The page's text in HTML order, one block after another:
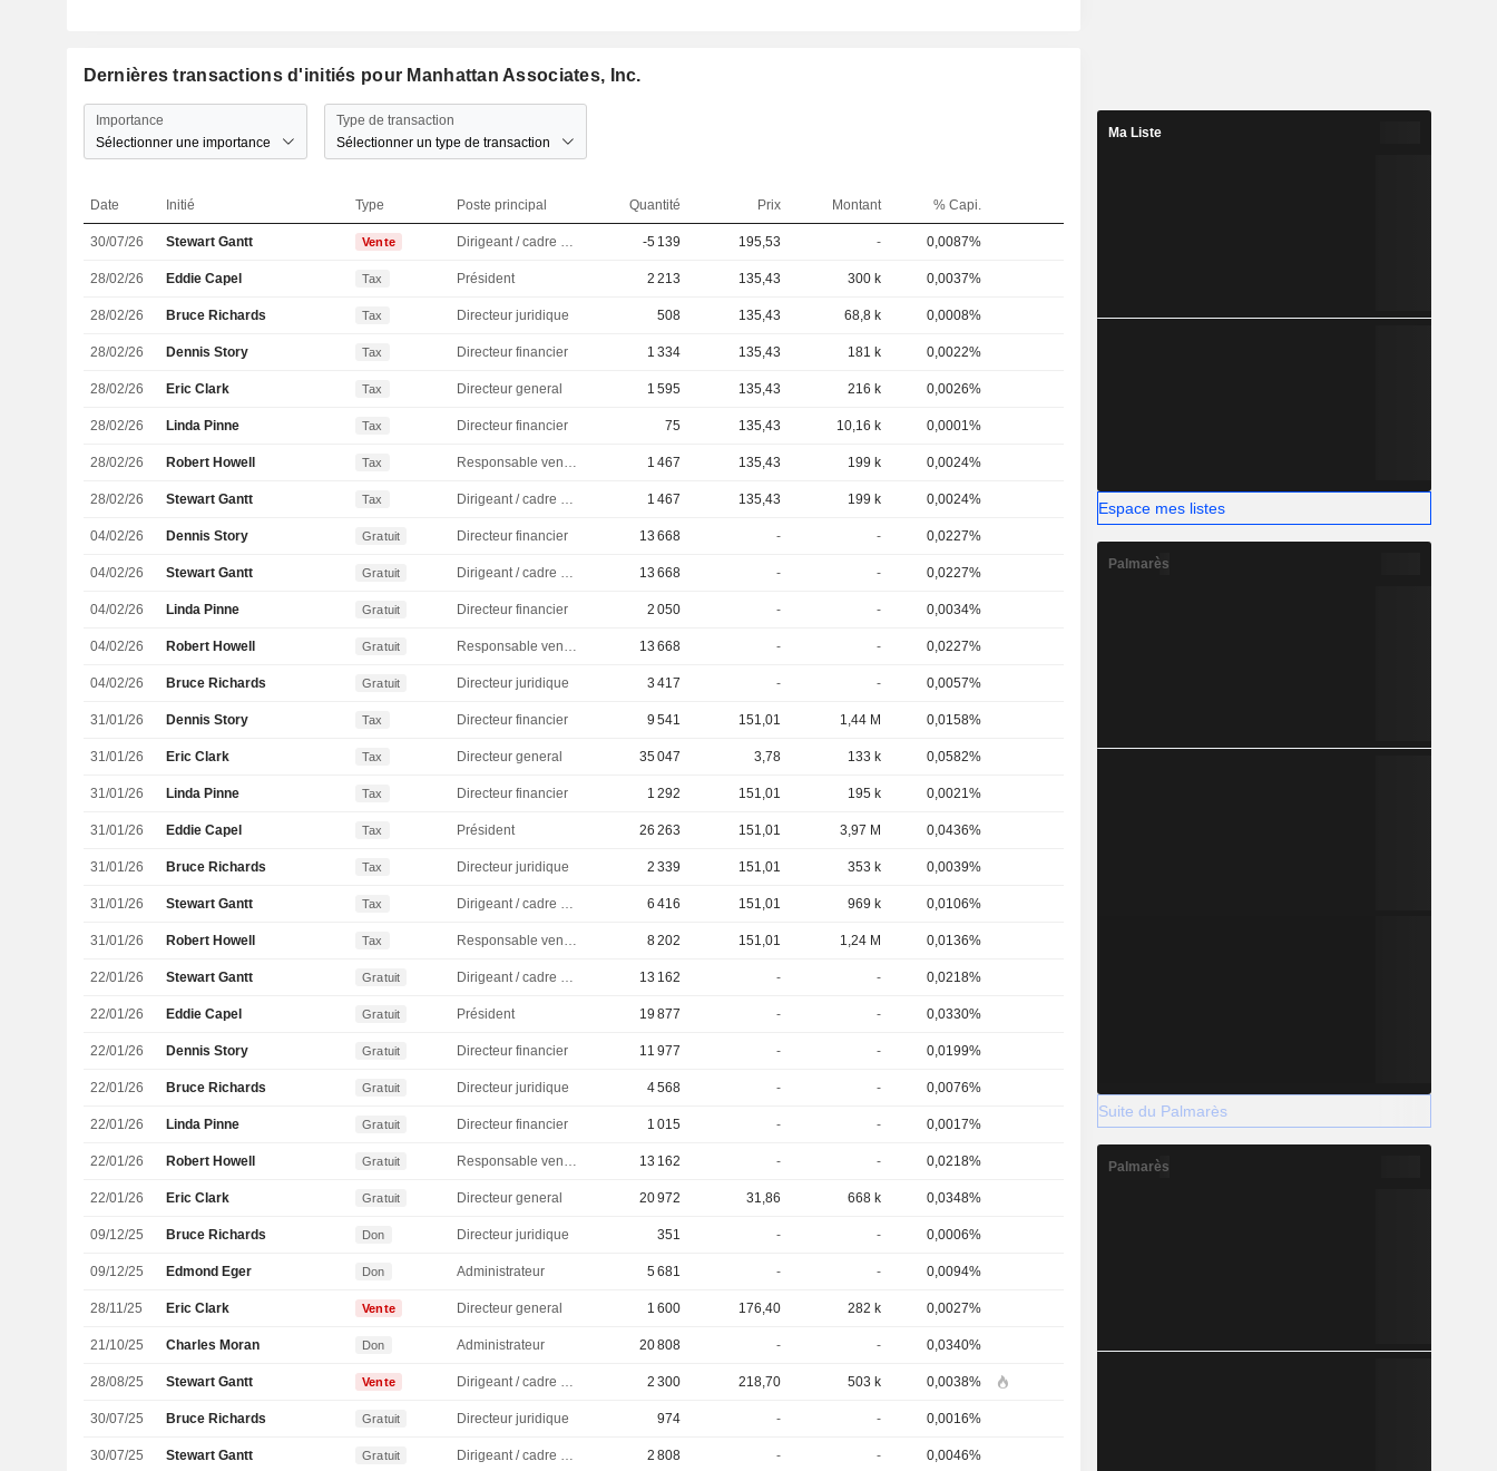
Dernières transactions d'initiés pour Manhattan Associates, Inc.
Importance
Sélectionner une importance
Type de transaction
Sélectionner un type de transaction
Date Initié Type Poste principal Quantité Prix Montant % Capi.
30/07/26 Stewart Gantt Vente Dirigeant / cadre principal -5 139 195,53 - 0,0087%
28/02/26 Eddie Capel Tax Président 2 213 135,43 300 k 0,0037%
28/02/26 Bruce Richards Tax Directeur juridique 508 135,43 68,8 k 0,0008%
28/02/26 Dennis Story Tax Directeur financier 1 334 135,43 181 k 0,0022%
28/02/26 Eric Clark Tax Directeur general 1 595 135,43 216 k 0,0026%
28/02/26 Linda Pinne Tax Directeur financier 75 135,43 10,16 k 0,0001%
28/02/26 Robert Howell Tax Responsable ventes & marketing 1 467 135,43 199 k 0,0024%
28/02/26 Stewart Gantt Tax Dirigeant / cadre principal 1 467 135,43 199 k 0,0024%
04/02/26 Dennis Story Gratuit Directeur financier 13 668 - - 0,0227%
04/02/26 Stewart Gantt Gratuit Dirigeant / cadre principal 13 668 - - 0,0227%
04/02/26 Linda Pinne Gratuit Directeur financier 2 050 - - 0,0034%
04/02/26 Robert Howell Gratuit Responsable ventes & marketing 13 668 - - 0,0227%
04/02/26 Bruce Richards Gratuit Directeur juridique 3 417 - - 0,0057%
31/01/26 Dennis Story Tax Directeur financier 9 541 151,01 1,44 M 0,0158%
31/01/26 Eric Clark Tax Directeur general 35 047 3,78 133 k 0,0582%
31/01/26 Linda Pinne Tax Directeur financier 1 292 151,01 195 k 0,0021%
31/01/26 Eddie Capel Tax Président 26 263 151,01 3,97 M 0,0436%
31/01/26 Bruce Richards Tax Directeur juridique 2 339 151,01 353 k 0,0039%
31/01/26 Stewart Gantt Tax Dirigeant / cadre principal 6 416 151,01 969 k 0,0106%
31/01/26 Robert Howell Tax Responsable ventes & marketing 8 202 151,01 1,24 M 0,0136%
22/01/26 Stewart Gantt Gratuit Dirigeant / cadre principal 13 162 - - 0,0218%
22/01/26 Eddie Capel Gratuit Président 19 877 - - 0,0330%
22/01/26 Dennis Story Gratuit Directeur financier 11 977 - - 0,0199%
22/01/26 Bruce Richards Gratuit Directeur juridique 4 568 - - 0,0076%
22/01/26 Linda Pinne Gratuit Directeur financier 1 015 - - 0,0017%
22/01/26 Robert Howell Gratuit Responsable ventes & marketing 13 162 - - 0,0218%
22/01/26 Eric Clark Gratuit Directeur general 20 972 31,86 668 k 0,0348%
09/12/25 Bruce Richards Don Directeur juridique 351 - - 0,0006%
09/12/25 Edmond Eger Don Administrateur 5 681 - - 0,0094%
28/11/25 Eric Clark Vente Directeur general 1 600 176,40 282 k 0,0027%
21/10/25 Charles Moran Don Administrateur 20 808 - - 0,0340%
28/08/25 Stewart Gantt Vente Dirigeant / cadre principal 2 300 218,70 503 k 0,0038%
30/07/25 Bruce Richards Gratuit Directeur juridique 974 - - 0,0016%
30/07/25 Stewart Gantt Gratuit Dirigeant / cadre principal 2 808 - - 0,0046%
Ma Liste
Espace mes listes
Palmarès
Suite du Palmarès
Palmarès